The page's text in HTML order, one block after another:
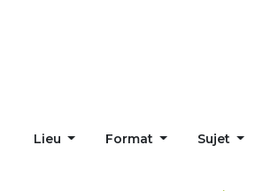
Lieu Format Sujet